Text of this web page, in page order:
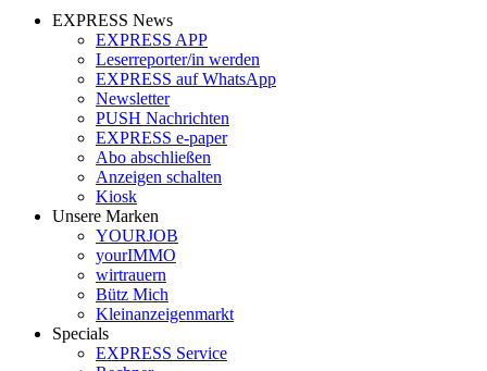
EXPRESS News
EXPRESS APP
Leserreporter/in werden
EXPRESS auf WhatsApp
Newsletter
PUSH Nachrichten
EXPRESS e-paper
Abo abschließen
Anzeigen schalten
Kiosk
Unsere Marken
YOURJOB
yourIMMO
wirtrauern
Bütz Mich
Kleinanzeigenmarkt
Specials
EXPRESS Service